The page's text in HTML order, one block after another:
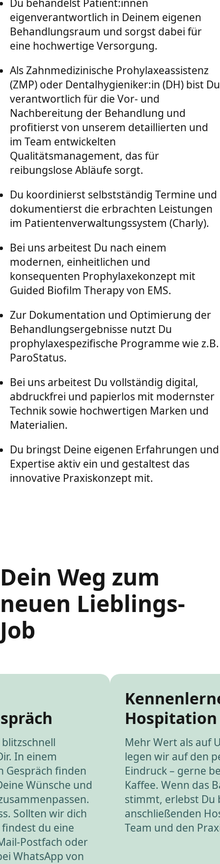
Du behandelst Patient:innen
eigenverantwortlich in Deinem eigenen
Behandlungsraum und sorgst dabei für
eine hochwertige Versorgung.
Als Zahnmedizinische Prohylaxeassistenz
(ZMP) oder Dentalhygieniker:in (DH) bist Du
verantwortlich für die Vor- und
Nachbereitung der Behandlung und
profitierst von unserem detaillierten und
im Team entwickelten
Qualitätsmanagement, das für
reibungslose Abläufe sorgt.
Du koordinierst selbstständig Termine und
dokumentierst die erbrachten Leistungen
im Patientenverwaltungssystem (Charly).
Bei uns arbeitest Du nach einem
modernen, einheitlichen und
konsequenten Prophylaxekonzept mit
Guided Biofilm Therapy von EMS.
Zur Dokumentation und Optimierung der
Behandlungsergebnisse nutzt Du
prophylaxespezifische Programme wie z.B.
ParoStatus.
Bei uns arbeitest Du vollständig digital,
abdruckfrei und papierlos mit modernster
Technik sowie hochwertigen Marken und
Materialien.
Du bringst Deine eigenen Erfahrungen und
Expertise aktiv ein und gestaltest das
innovative Praxiskonzept mit.
Dein Weg zum
neuen Lieblings-
Job
In einem
Gespräch finden
Wünsche und
Sollten wir dich
du eine
Postfach oder
WhatsApp von
Hospitation
Mehr Wert als auf
legen wir auf den
Eindruck – gerne
Kaffee. Wenn das
stimmt, erlebst Du
anschließenden
Team und den